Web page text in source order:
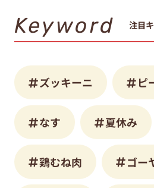
Keyword 注目
ズッキーニ ピ
なす 夏休み
鶏むね肉 ゴー